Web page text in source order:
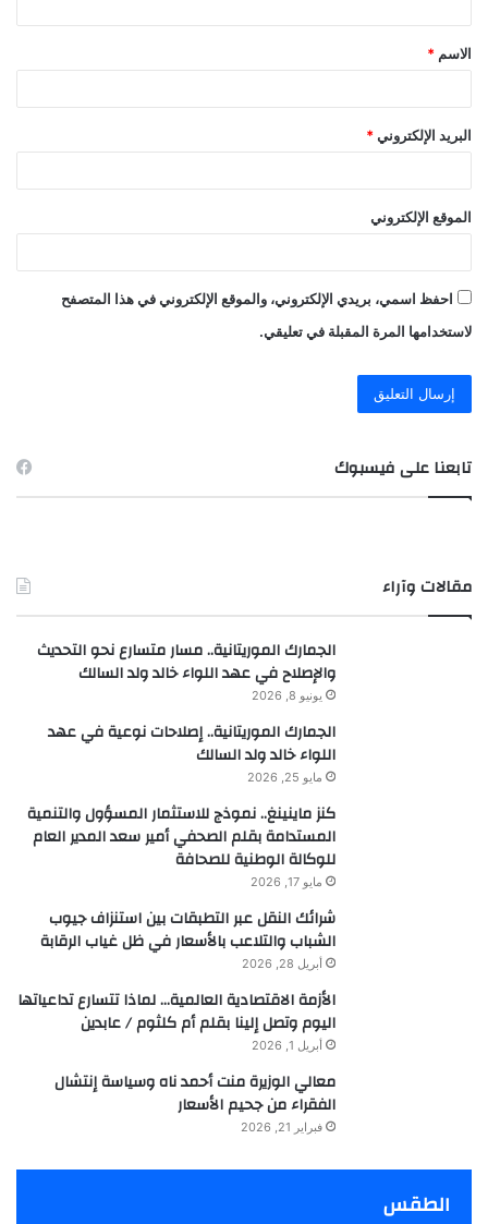
ق
*
الاسم *
البريد الإلكتروني *
الموقع الإلكتروني
احفظ اسمي، بريدي الإلكتروني، والموقع الإلكتروني في هذا المتصفح
لاستخدامها المرة المقبلة في تعليقي.
تابعنا على فيسبوك
مقالات وآراء
الجمارك الموريتانية.. مسار متسارع نحو التحديث
والإصلاح في عهد اللواء خالد ولد السالك
يونيو 8, 2026
الجمارك الموريتانية.. إصلاحات نوعية في عهد
اللواء خالد ولد السالك
مايو 25, 2026
كنز ماينينغ.. نموذج للاستثمار المسؤول والتنمية
المستدامة بقلم الصحفي أمير سعد المدير العام
للوكالة الوطنية للصحافة
مايو 17, 2026
شرائك النقل عبر التطبقات بين استنزاف جيوب
الشباب والتلاعب بالأسعار في ظل غياب الرقابة
أبريل 28, 2026
الأزمة الاقتصادية العالمية… لماذا تتسارع تداعياتها
اليوم وتصل إلينا بقلم أم كلثوم / عابدين
أبريل 1, 2026
معالي الوزيرة منت أحمد ناه وسياسة إنتشال
الفقراء من جحيم الأسعار
فبراير 21, 2026
الطقس